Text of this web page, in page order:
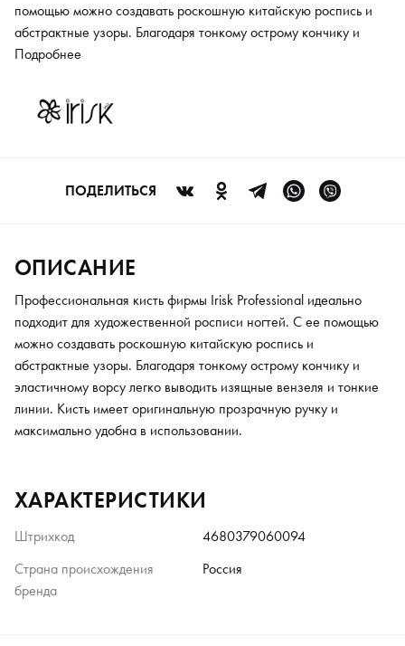
помощью можно создавать роскошную китайскую роспись и
абстрактные узоры. Благодаря тонкому острому кончику и
эластичному ворсу легко выводить изящные вензеля и тонкие
максимально удобна в использовании.
Подробнее
ПОДЕЛИТЬСЯ
ОПИСАНИЕ
Профессиональная кисть фирмы Irisk Professional идеально
подходит для художественной росписи ногтей. С ее помощью
можно создавать роскошную китайскую роспись и
абстрактные узоры. Благодаря тонкому острому кончику и
эластичному ворсу легко выводить изящные вензеля и тонкие
линии. Кисть имеет оригинальную прозрачную ручку и
максимально удобна в использовании.
ХАРАКТЕРИСТИКИ
Штрихкод
4680379060094
Страна происхождения
бренда
Россия